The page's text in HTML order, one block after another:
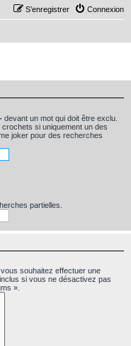
Connexion
S’enregistrer
- devant un mot qui doit être exclu.
crochets si uniquement un des
joker pour des recherches
partielles.
souhaitez effectuer une
si vous ne désactivez pas
».